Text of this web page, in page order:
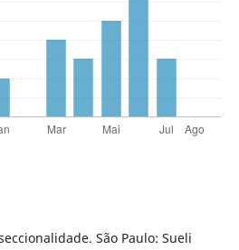
São Paulo: Sueli